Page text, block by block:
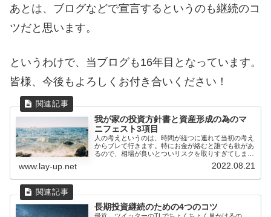
あとは、ブログなどで宣言するというのも継続のコ
ツだと思います。
というわけで、当ブログも16年目となっています。
皆様、今後もよろしくお付き合いください！
我が家の投資方針書と資産形成の為のマ
ニフェスト3項目
人の考えというのは、時間が経つに連れて当初の考え
からブレて行きます。特にお金が絡むと誰でも欲があ
るので、相場が良いとついリスクを取りすぎてしまっ
www.lay-up.net 2022.08.21
長期投資継続のための4つのコツ